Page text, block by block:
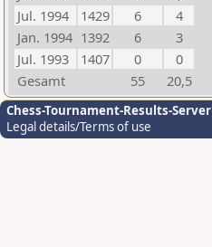
Jul. 1994
1429 6
4
Jan. 1994 1392 6
3
Jul. 1993
1407 0
0
Gesamt
55 20,5
Chess-Tournament-Results-Server
Legal details/Terms of use